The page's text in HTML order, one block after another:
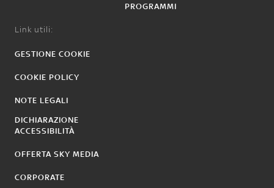
PROGRAMMI
Link utili:
GESTIONE COOKIE
COOKIE POLICY
NOTE LEGALI
DICHIARAZIONE
ACCESSIBILITÀ
OFFERTA SKY MEDIA
CORPORATE